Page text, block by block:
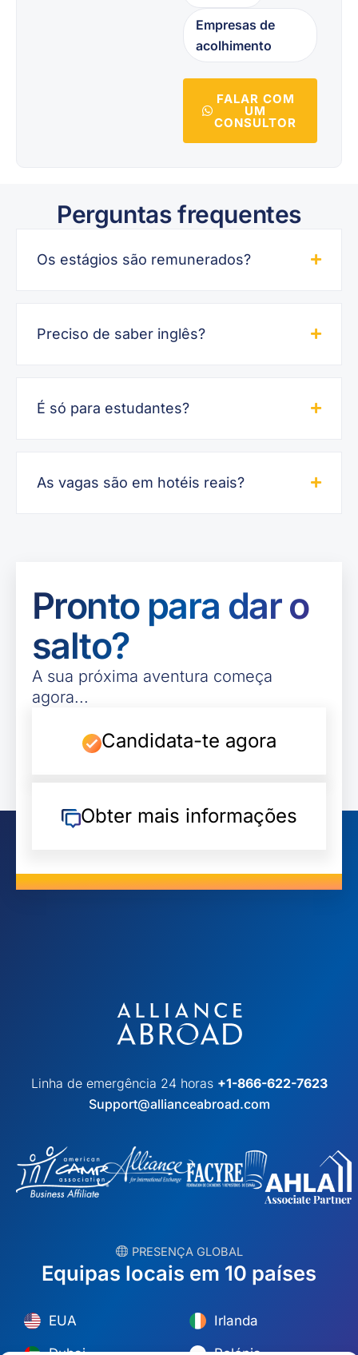
Empresas de
acolhimento
FALAR COM
UM
CONSULTOR
Perguntas frequentes
Os estágios são remunerados?
Preciso de saber inglês?
É só para estudantes?
As vagas são em hotéis reais?
Pronto para dar o
salto?
A sua próxima aventura começa
agora...
Candidata-te agora
Obter mais informações
Linha de emergência 24 horas +1-866-622-7623
Support@allianceabroad.com
︎ PRESENÇA GLOBAL
Equipas locais em 10 países
EUA Irlanda